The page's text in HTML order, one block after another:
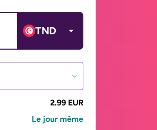
TND
2.99 EUR
Le jour même